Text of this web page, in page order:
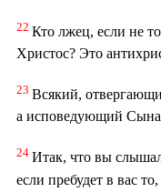
22 Кто лжец, если не
Христос? Это
23 Всякий,
а исповедующий
24 Итак, что вы
если пребудет в вас